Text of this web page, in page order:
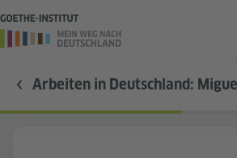
Arbeiten in Deutschland: